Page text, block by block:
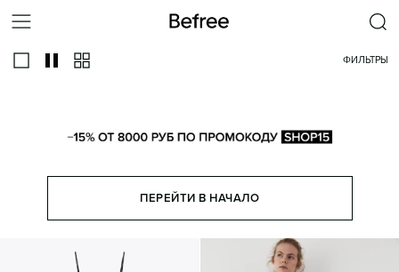
ФИЛЬТРЫ
ПЕРЕЙТИ В НАЧАЛО